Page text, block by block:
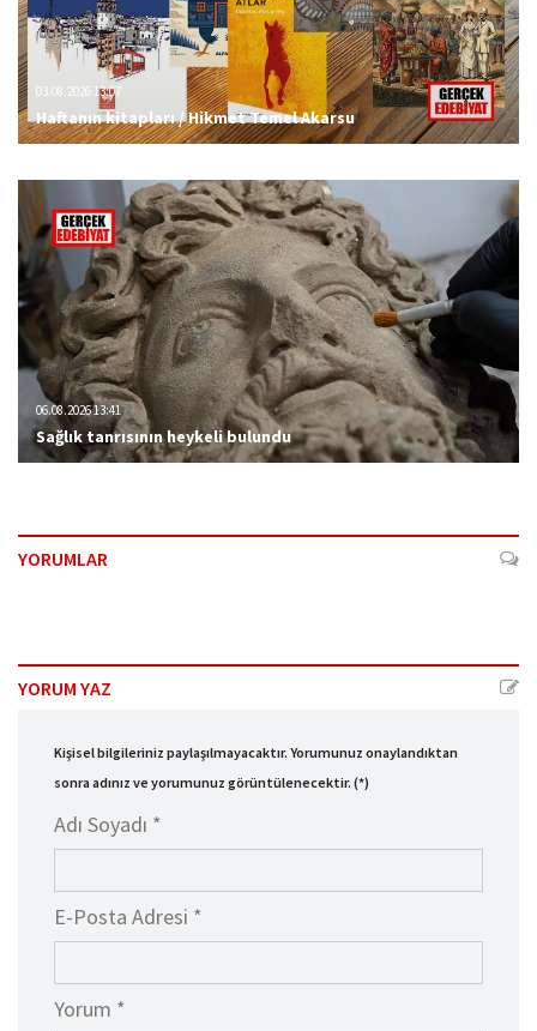
03.08.2026 13:07
Haftanın kitapları / Hikmet Temel Akarsu
06.08.2026 13:41
Sağlık tanrısının heykeli bulundu
YORUMLAR
YORUM YAZ
Kişisel bilgileriniz paylaşılmayacaktır. Yorumunuz onaylandıktan
sonra adınız ve yorumunuz görüntülenecektir. (*)
Adı Soyadı *
E-Posta Adresi *
Yorum *